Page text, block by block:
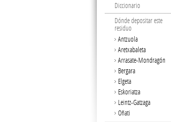
Diccionario
Dónde depositar este
residuo
Antzuola
Aretxabaleta
Arrasate-Mondragón
Bergara
Elgeta
Eskoriatza
Leintz-Gatzaga
Oñati